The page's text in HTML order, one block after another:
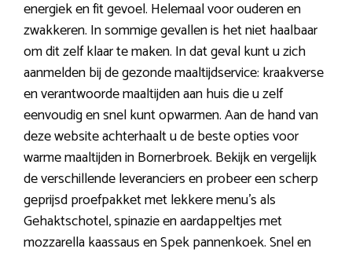
energiek en fit gevoel. Helemaal voor ouderen en
zwakkeren. In sommige gevallen is het niet haalbaar
om dit zelf klaar te maken. In dat geval kunt u zich
aanmelden bij de gezonde maaltijdservice: kraakverse
en verantwoorde maaltijden aan huis die u zelf
eenvoudig en snel kunt opwarmen. Aan de hand van
deze website achterhaalt u de beste opties voor
warme maaltijden in Bornerbroek. Bekijk en vergelijk
de verschillende leveranciers en probeer een scherp
geprijsd proefpakket met lekkere menu’s als
Gehaktschotel, spinazie en aardappeltjes met
mozzarella kaassaus en Spek pannenkoek. Snel en